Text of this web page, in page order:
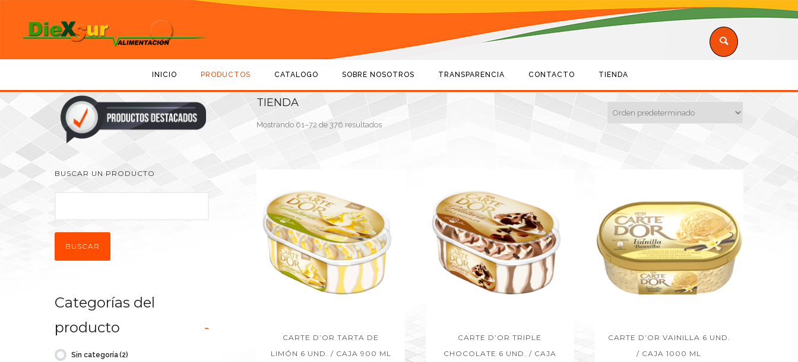
INICIO PRODUCTOS CATALOGO SOBRE NOSOTROS TRANSPARENCIA CONTACTO TIENDA
TIENDA
Mostrando 61–72 de 376 resultados
CARTE D’OR TARTA DE
LIMÓN 6 UND. / CAJA 900 ML
CARTE D’OR TRIPLE
CHOCOLATE 6 UND. / CAJA
CARTE D’OR VAINILLA 6 UND.
/ CAJA 1000 ML
BUSCAR UN PRODUCTO
BUSCAR
Categorías del
producto
-
Sin categoría(2)